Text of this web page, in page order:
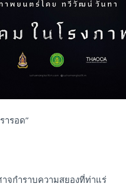
ารอด”
จกำราบความสยองที่ท่าแร่